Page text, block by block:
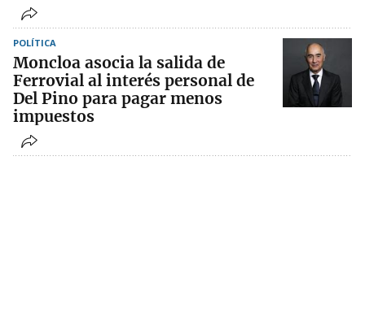
POLÍTICA
Moncloa asocia la salida de
Ferrovial al interés personal de
Del Pino para pagar menos
impuestos